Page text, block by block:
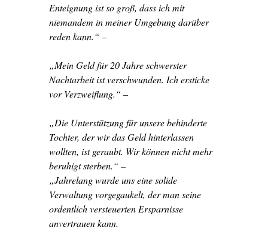
Enteignung ist so groß, dass ich mit
niemandem in meiner Umgebung darüber
reden kann.“ –
„Mein Geld für 20 Jahre schwerster
Nachtarbeit ist verschwunden. Ich ersticke
vor Verzweiflung.“ –
„Die Unterstützung für unsere behinderte
Tochter, der wir das Geld hinterlassen
wollten, ist geraubt. Wir können nicht mehr
beruhigt sterben.“ –
„Jahrelang wurde uns eine solide
Verwaltung vorgegaukelt, der man seine
ordentlich versteuerten Ersparnisse
anvertrauen kann.